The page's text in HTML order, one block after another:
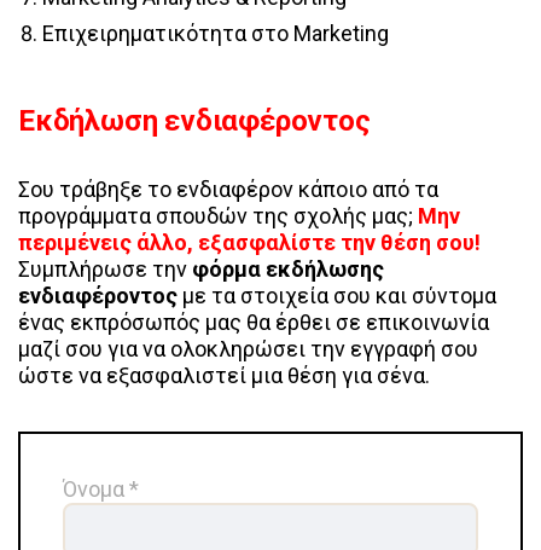
Επιχειρηματικότητα στο Marketing
Εκδήλωση ενδιαφέροντος
Σου τράβηξε το ενδιαφέρον κάποιο από τα
προγράμματα σπουδών της σχολής μας; Μην
περιμένεις άλλο, εξασφαλίστε την θέση σου!
Συμπλήρωσε την φόρμα εκδήλωσης
ενδιαφέροντος με τα στοιχεία σου και σύντομα
ένας εκπρόσωπός μας θα έρθει σε επικοινωνία
μαζί σου για να ολοκληρώσει την εγγραφή σου
ώστε να εξασφαλιστεί μια θέση για σένα.
Όνομα *